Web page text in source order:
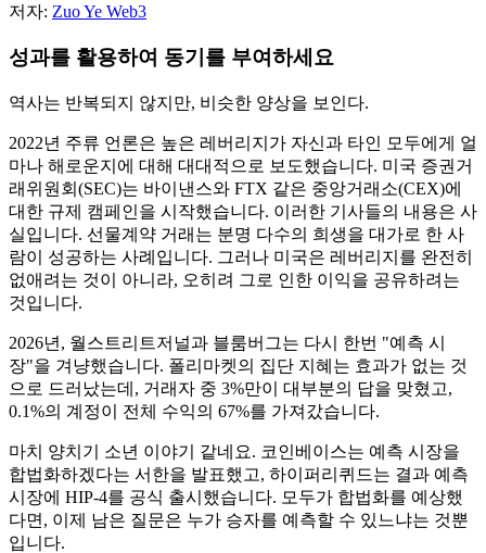
저자: Zuo Ye Web3
성과를 활용하여 동기를 부여하세요
역사는 반복되지 않지만, 비슷한 양상을 보인다.
2022년 주류 언론은 높은 레버리지가 자신과 타인 모두에게 얼
마나 해로운지에 대해 대대적으로 보도했습니다. 미국 증권거
래위원회(SEC)는 바이낸스와 FTX 같은 중앙거래소(CEX)에
대한 규제 캠페인을 시작했습니다. 이러한 기사들의 내용은 사
실입니다. 선물계약 거래는 분명 다수의 희생을 대가로 한 사
람이 성공하는 사례입니다. 그러나 미국은 레버리지를 완전히
없애려는 것이 아니라, 오히려 그로 인한 이익을 공유하려는
것입니다.
2026년, 월스트리트저널과 블룸버그는 다시 한번 "예측 시
장"을 겨냥했습니다. 폴리마켓의 집단 지혜는 효과가 없는 것
으로 드러났는데, 거래자 중 3%만이 대부분의 답을 맞혔고,
0.1%의 계정이 전체 수익의 67%를 가져갔습니다.
마치 양치기 소년 이야기 같네요. 코인베이스는 예측 시장을
합법화하겠다는 서한을 발표했고, 하이퍼리퀴드는 결과 예측
시장에 HIP-4를 공식 출시했습니다. 모두가 합법화를 예상했
다면, 이제 남은 질문은 누가 승자를 예측할 수 있느냐는 것뿐
입니다.